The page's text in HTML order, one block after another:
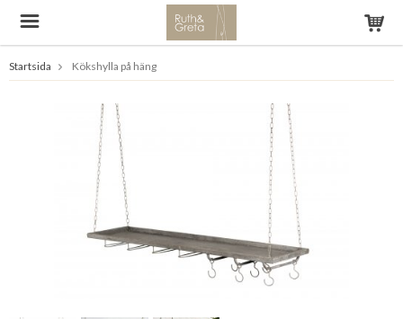
Startsida Kökshylla på häng